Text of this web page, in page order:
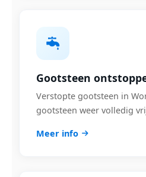
Gootsteen
Verstopte gootsteen in
gootsteen weer volledig
Meer info